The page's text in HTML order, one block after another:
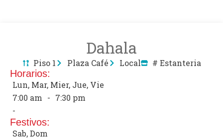
Dahala
Piso 1 Plaza Café Local # Estanteria
Horarios:
Lun, Mar, Mier, Jue, Vie
7:00 am - 7:30 pm
-
Festivos:
Sab, Dom